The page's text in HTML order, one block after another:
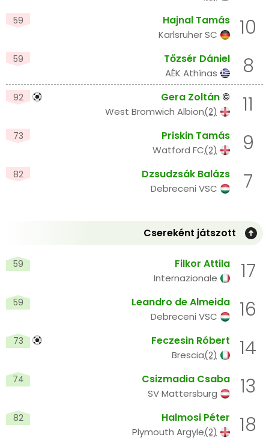
10
Hajnal Tamás
59
Karlsruher SC
8
Tőzsér Dániel
59
AÉK Athínas
11
Gera Zoltán ©
92
West Bromwich Albion(2)
9
Priskin Tamás
73
Watford FC(2)
7
Dzsudzsák Balázs
82
Debreceni VSC
Csereként játszott
17
Filkor Attila
59
Internazionale
16
Leandro de Almeida
59
Debreceni VSC
14
Feczesin Róbert
73
Brescia(2)
13
Csizmadia Csaba
74
SV Mattersburg
18
Halmosi Péter
82
Plymouth Argyle(2)